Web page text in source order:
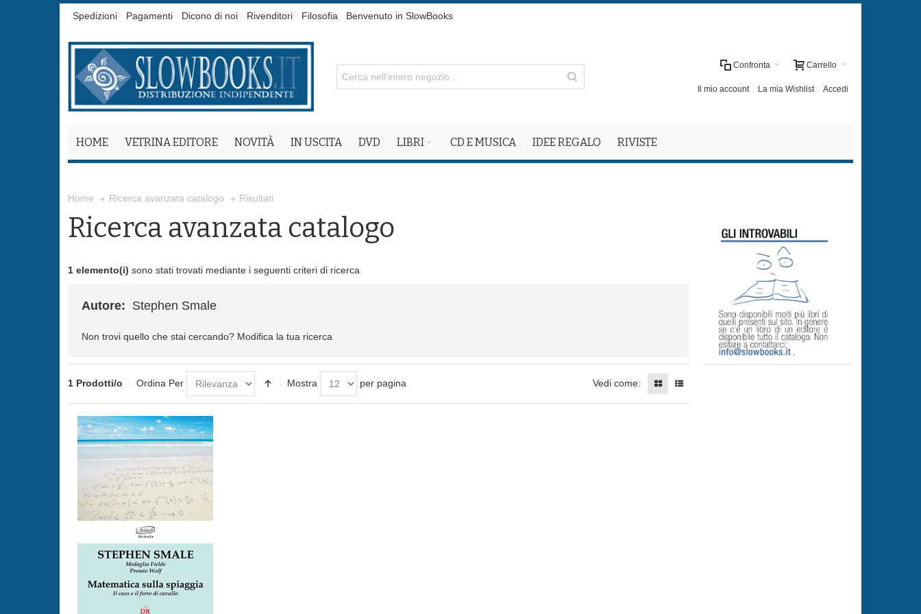
Spedizioni Pagamenti Dicono di noi Rivenditori Filosofia Benvenuto in SlowBooks
Carrello
Confronta
Il mio account La mia Wishlist Accedi
HOME VETRINA EDITORE NOVITÀ IN USCITA DVD LIBRI CD E MUSICA IDEE REGALO RIVISTE
Home Ricerca avanzata catalogo Risultati
Ricerca avanzata catalogo
1 elemento(i) sono stati trovati mediante i seguenti criteri di ricerca
Autore: Stephen Smale
Non trovi quello che stai cercando? Modifica la tua ricerca
1 Prodotti/o Ordina Per Mostra per pagina Vedi come: